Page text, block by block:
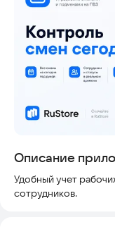
Описание
Удобный учет
сотрудников.